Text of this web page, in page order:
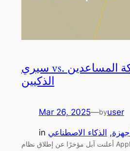
سيري vs. بيكسبي: معركة المساعدين
الذكيين
Mar 26, 2025—byuser
in أجهزة, الذكاء الاصطناعي
أعلنت آبل مؤخرًا عن إطلاق نظام Apple Intelligence، وهو